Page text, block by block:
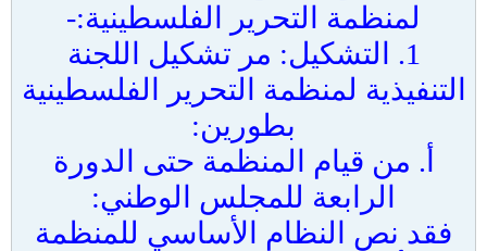
لمنظمة التحرير الفلسطينية:-
1. التشكيل: مر تشكيل اللجنة
التنفيذية لمنظمة التحرير الفلسطينية
بطورين:
أ. من قيام المنظمة حتى الدورة
الرابعة للمجلس الوطني:
فقد نص النظام الأساسي للمنظمة